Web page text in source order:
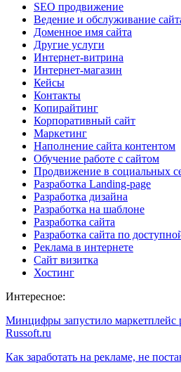
SEO продвижение
Ведение и обслуживание
Доменное имя сайта
Другие услуги
Интернет-витрина
Интернет-магазин
Кейсы
Контакты
Копирайтинг
Корпоративный сайт
Маркетинг
Наполнение сайта контентом
Обучение работе с сайтом
Продвижение в социальных
Разработка Landing-page
Разработка дизайна
Разработка на шаблоне
Разработка сайта
Разработка сайта по
Реклама в интернете
Сайт визитка
Хостинг
Интересное:
Минцифры запустило маркетплейс
Russoft.ru
Как заработать на рекламе, не